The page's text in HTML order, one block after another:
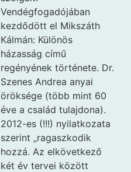
Vendégfogadójában
kezdődött el Mikszáth
Kálmán: Különös
házasság című
regényének története. Dr.
Szenes Andrea anyai
öröksége (több mint 60
éve a család tulajdona).
2012-es (!!!) nyilatkozata
szerint „ragaszkodik
hozzá. Az elkövetkező
két év tervei között